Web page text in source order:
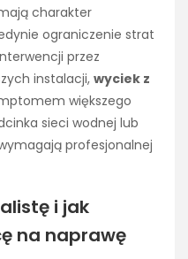
charakter
ograniczenie strat
przez
instalacji, wyciek z
większego
sieci wodnej lub
profesjonalnej
i jak
na naprawę